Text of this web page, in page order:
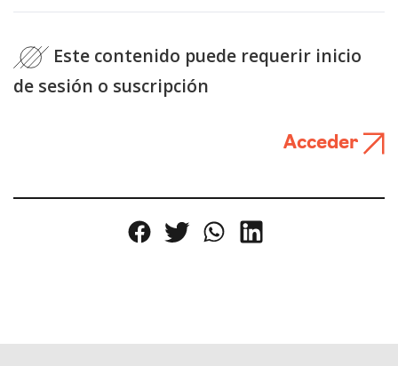
Este contenido puede requerir inicio
de sesión o suscripción
Acceder